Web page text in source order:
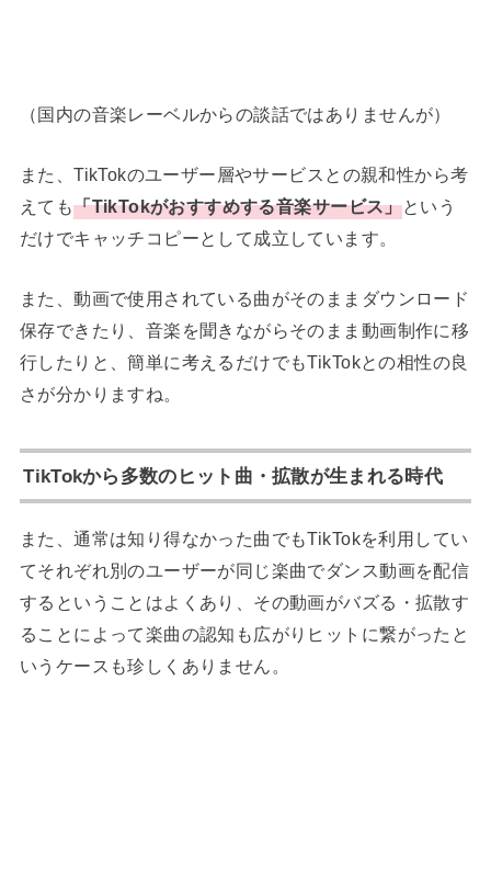
（国内の音楽レーベルからの談話ではありませんが）
また、TikTokのユーザー層やサービスとの親和性から考
えても「TikTokがおすすめする音楽サービス」という
だけでキャッチコピーとして成立しています。
また、動画で使用されている曲がそのままダウンロード
保存できたり、音楽を聞きながらそのまま動画制作に移
行したりと、簡単に考えるだけでもTikTokとの相性の良
さが分かりますね。
TikTokから多数のヒット曲・拡散が生まれる時代
また、通常は知り得なかった曲でもTikTokを利用してい
てそれぞれ別のユーザーが同じ楽曲でダンス動画を配信
するということはよくあり、その動画がバズる・拡散す
ることによって楽曲の認知も広がりヒットに繋がったと
いうケースも珍しくありません。